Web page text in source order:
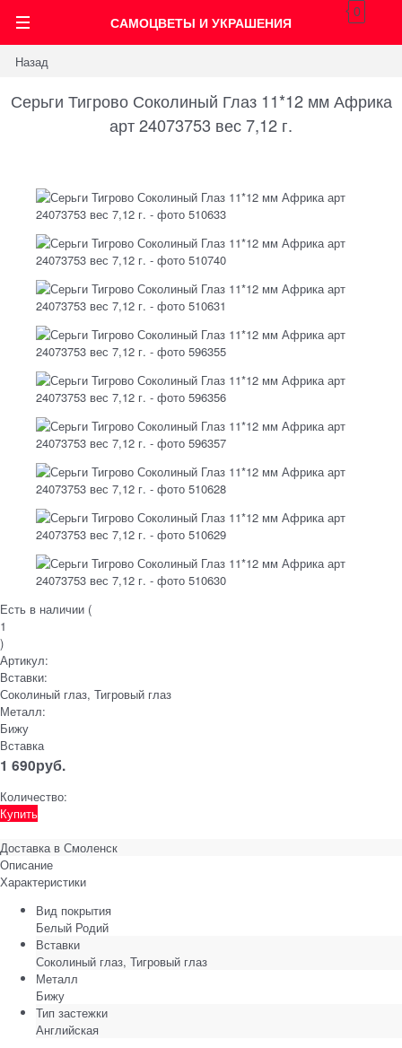
САМОЦВЕТЫ И УКРАШЕНИЯ
0
Назад
Серьги Тигрово Соколиный Глаз 11*12 мм Африка
арт 24073753 вес 7,12 г.
Есть в наличии (
1
)
Артикул:
Вставки:
Соколиный глаз, Тигровый глаз
Металл:
Бижу
Вставка
1 690руб.
Количество:
Купить
Доставка в Смоленск
Описание
Характеристики
Вид покрытия
Белый Родий
Вставки
Соколиный глаз, Тигровый глаз
Металл
Бижу
Тип застежки
Английская